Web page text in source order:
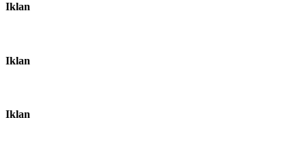
Iklan
Iklan
Iklan